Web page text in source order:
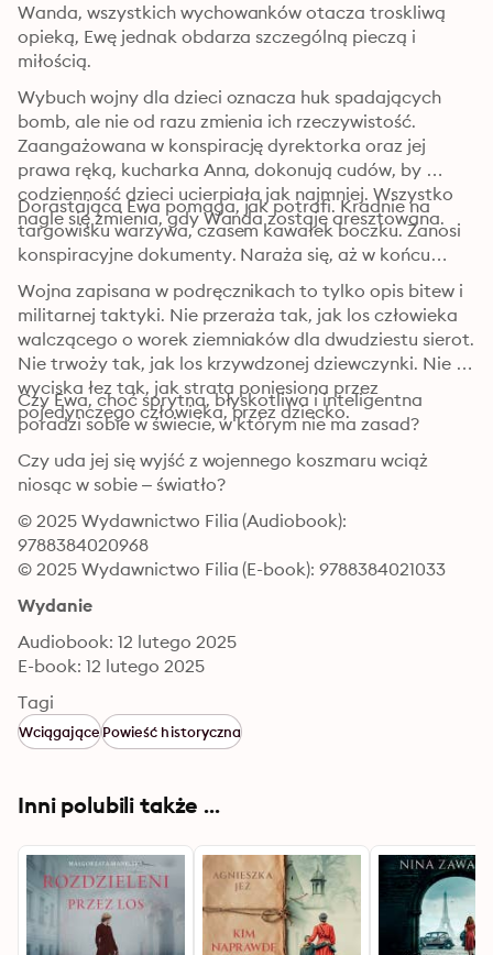
Wanda, wszystkich wychowanków otacza troskliwą
opieką, Ewę jednak obdarza szczególną pieczą i
miłością.
Wybuch wojny dla dzieci oznacza huk spadających
bomb, ale nie od razu zmienia ich rzeczywistość.
Zaangażowana w konspirację dyrektorka oraz jej
prawa ręką, kucharka Anna, dokonują cudów, by
codzienność dzieci ucierpiała jak najmniej. Wszystko
nagle się zmienia, gdy Wanda zostaje aresztowana.
Dorastająca Ewa pomaga, jak potrafi. Kradnie na
targowisku warzywa, czasem kawałek boczku. Zanosi
konspiracyjne dokumenty. Naraża się, aż w końcu…
Wojna zapisana w podręcznikach to tylko opis bitew i
militarnej taktyki. Nie przeraża tak, jak los człowieka
walczącego o worek ziemniaków dla dwudziestu sierot.
Nie trwoży tak, jak los krzywdzonej dziewczynki. Nie
wyciska łez tak, jak strata poniesiona przez
pojedynczego człowieka, przez dziecko.
Czy Ewa, choć sprytna, błyskotliwa i inteligentna
poradzi sobie w świecie, w którym nie ma zasad?
Czy uda jej się wyjść z wojennego koszmaru wciąż
niosąc w sobie – światło?
© 2025 Wydawnictwo Filia (Audiobook):
9788384020968
© 2025 Wydawnictwo Filia (E-book): 9788384021033
Wydanie
Audiobook: 12 lutego 2025
E-book: 12 lutego 2025
Tagi
WciągającePowieść historyczna
Inni polubili także ...